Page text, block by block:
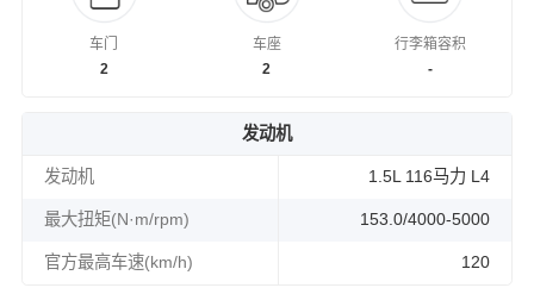
车门
2
车座
2
行李箱容积
-
发动机
发动机 1.5L 116马力 L4
最大扭矩(N·m/rpm) 153.0/4000-5000
官方最高车速(km/h) 120